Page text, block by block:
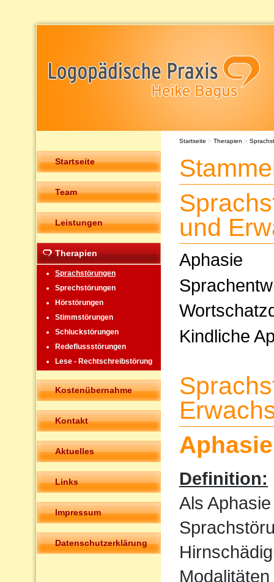
Startseite
Team
Leistungen
Therapien
Sprachstörungen
Sprechstörungen
Hörstörungen
Stimmstörungen
Schluckstörungen
Redeflussstörungen
Lese - Rechtschreibstörung
Kostenübernahme
Kontakt
Aktuelles
Links
Impressum
Datenschutzerklärung
Startseite > Therapien >
und
Aphasie
Kindliche
Aphasie
Definition:
Als